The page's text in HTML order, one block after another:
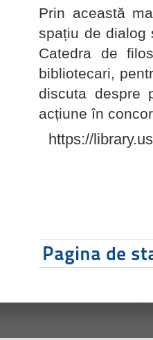
Prin această
spațiu de dialog
Catedra de
bibliotecari,
discuta despre
acțiune în
https://
Pagina de